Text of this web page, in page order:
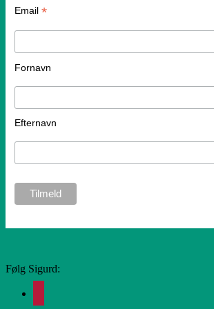
Email *
Fornavn
Efternavn
Følg Sigurd: